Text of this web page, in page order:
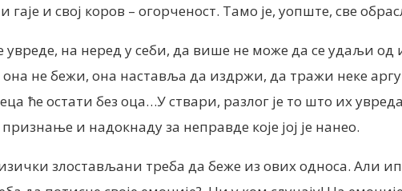
гаје и свој коров – огорченост. Тамо је, уопште, све
увреде, на неред у себи, да више не може да се удаљи
не бежи, она наставља да издржи, да тражи неке
ће остати без оца…У ствари, разлог је то што их
и надокнаду за неправде које јој је нанео.
злостављани треба да беже из ових односа. Али